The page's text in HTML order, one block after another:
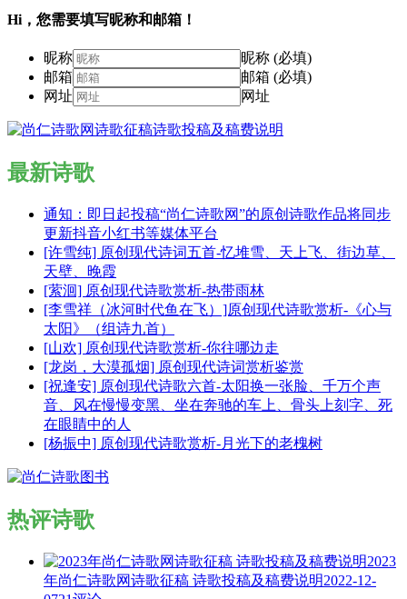
Hi，您需要填写昵称和邮箱！
昵称
昵称 (必填)
邮箱
邮箱 (必填)
网址
网址
最新诗歌
通知：即日起投稿“尚仁诗歌网”的原创诗歌作品将同步
更新抖音小红书等媒体平台
[许雪纯] 原创现代诗词五首-忆堆雪、天上飞、街边草、
天壁、晚霞
[萦洄] 原创现代诗歌赏析-热带雨林
[李雪祥（冰河时代鱼在飞）]原创现代诗歌赏析-《心与
太阳》（组诗九首）
[山欢] 原创现代诗歌赏析-你往哪边走
[龙岗，大漠孤烟] 原创现代诗词赏析鉴赏
[祝逢安] 原创现代诗歌六首-太阳换一张脸、千万个声
音、风在慢慢变黑、坐在奔驰的车上、骨头上刻字、死
在眼睛中的人
[杨振中] 原创现代诗歌赏析-月光下的老槐树
热评诗歌
2023
年尚仁诗歌网诗歌征稿 诗歌投稿及稿费说明2022-12-